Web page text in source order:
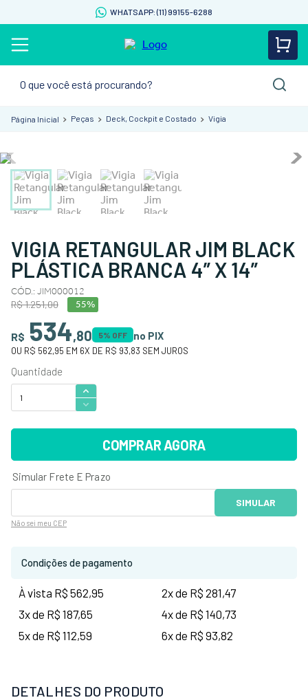
WHATSAPP: (11) 99155-6288
Peças Deck, Cockpit e Costado Vigia
VIGIA RETANGULAR JIM BLACK
PLÁSTICA BRANCA 4” X 14”
CÓD.: JIM000012
R$1.251,00 55%
R$ 534,80 5% OFF no PIX
OU R$ 562,95 EM 6X DE R$ 93,83 SEM JUROS
COMPRAR AGORA
Não sei meu CEP
Condições de pagamento
À vista R$ 562,95
2x de R$ 281,47
3x de R$ 187,65
4x de R$ 140,73
5x de R$ 112,59
6x de R$ 93,82
DETALHES DO PRODUTO